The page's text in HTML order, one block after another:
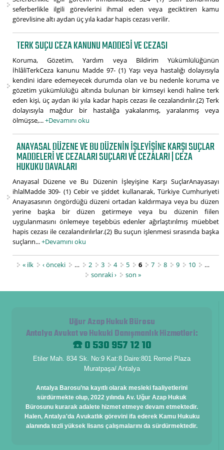
seferberlikle ilgili görevlerini ihmal eden veya geciktiren kamu
görevlisine altı aydan üç yıla kadar hapis cezası verilir.
TERK SUÇU CEZA KANUNU MADDESI VE CEZASI
Koruma, Gözetim, Yardım veya Bildirim Yükümlülüğünün
İhlâliTerkCeza kanunu Madde 97- (1) Yaşı veya hastalığı dolayısıyla
kendini idare edemeyecek durumda olan ve bu nedenle koruma ve
gözetim yükümlülüğü altında bulunan bir kimseyi kendi haline terk
eden kişi, üç aydan iki yıla kadar hapis cezası ile cezalandırılır.(2) Terk
dolayısıyla mağdur bir hastalığa yakalanmış, yaralanmış veya
ölmüşse,...+Devamını oku
ANAYASAL DÜZENE VE BU DÜZENIN İŞLEYIŞINE KARŞI SUÇLAR
MADDELERI VE CEZALARI SUÇLARI VE CEZALARI | CEZA
HUKUKU DAVALARI
Anayasal Düzene ve Bu Düzenin İşleyişine Karşı SuçlarAnayasayı
ihlalMadde 309- (1) Cebir ve şiddet kullanarak, Türkiye Cumhuriyeti
Anayasasının öngördüğü düzeni ortadan kaldırmaya veya bu düzen
yerine başka bir düzen getirmeye veya bu düzenin fiilen
uygulanmasını önlemeye teşebbüs edenler ağırlaştırılmış müebbet
hapis cezası ile cezalandırılırlar.(2) Bu suçun işlenmesi sırasında başka
suçların...+Devamını oku
Sayfalar
« ilk ‹ önceki … 2 3 4 5 6 7 8 9 10
…
sonraki ›
son »
Uğur Azap Hukuk Bürosu
Antalya Avukat ve Hukuki Danışmanlık Hizmetleri:
☎️ 0 530 957 12 10
Etiler Mah. 834 Sk. No:9 Kat:8 Daire:801 Remel Plaza
Muratpaşa/ Antalya
Antalya Barosu’na kayıtlı olarak mesleki faaliyetlerini
sürdürmekte olup, 2022 yılında Av. Uğur Azap Hukuk
Bürosunu kurarak adalete hizmet etmeye devam etmektedir.
Halen, Antalya'da Avukatlık görevini ifa ederek Kamu Hukuku
alanında tezli yüksek lisans çalışmalarını da sürdürmektedir.